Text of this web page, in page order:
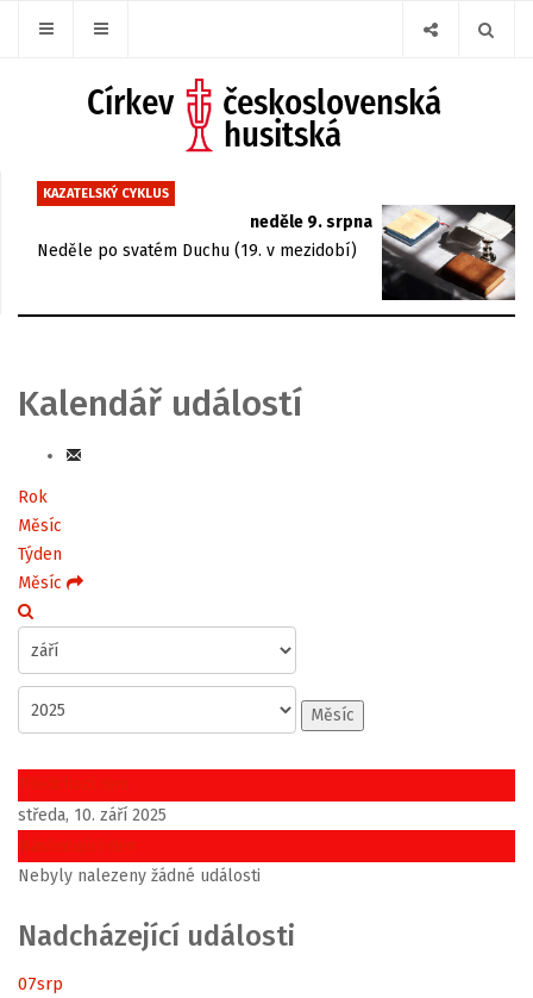
KAZATELSKÝ CYKLUS
neděle 9. srpna
Neděle po svatém Duchu (19. v mezidobí)
Kalendář událostí
Rok
Měsíc
Týden
Měsíc
Měsíc
Předchozí den
středa, 10. září 2025
Následující den
Nebyly nalezeny žádné události
Nadcházející události
07srp